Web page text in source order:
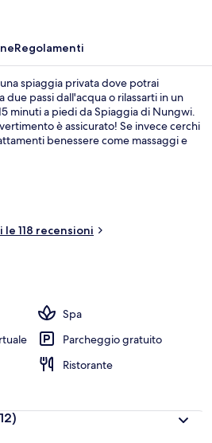
Regolamenti
spiaggia privata dove potrai
due passi dall'acqua o rilassarti in un
minuti a piedi da Spiaggia di Nungwi.
è assicurato! Se invece cerchi
benessere come massaggi e
e serve la colazione, il
presenta anche le seguenti dotazioni:
lounge e una terrazza. Altri
gentile della struttura.
le 118 recensioni
Spa
Parcheggio gratuito
Ristorante